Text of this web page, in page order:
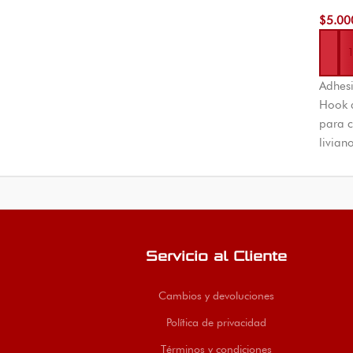
$
Hook
para
El
Servicio al Cliente
Cambios y devoluciones
Política de privacidad
Términos y condiciones